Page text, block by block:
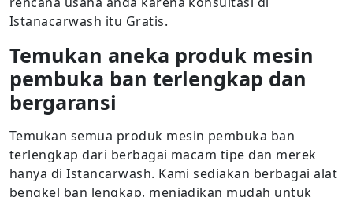
Istanacarwash itu Gratis.
Temukan aneka produk mesin
pembuka ban terlengkap dan
bergaransi
Temukan semua produk mesin pembuka ban
terlengkap dari berbagai macam tipe dan merek
hanya di Istancarwash. Kami sediakan berbagai alat
bengkel ban lengkap, menjadikan mudah untuk